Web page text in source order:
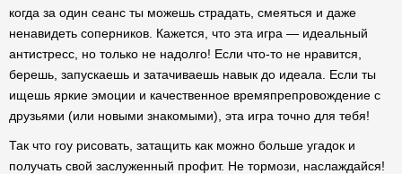
когда за один сеанс ты можешь страдать, смеяться и даже
ненавидеть соперников. Кажется, что эта игра — идеальный
антистресс, но только не надолго! Если что-то не нравится,
берешь, запускаешь и затачиваешь навык до идеала. Если ты
ищешь яркие эмоции и качественное времяпрепровождение с
друзьями (или новыми знакомыми), эта игра точно для тебя!
Так что гоу рисовать, затащить как можно больше угадок и
получать свой заслуженный профит. Не тормози, наслаждайся!